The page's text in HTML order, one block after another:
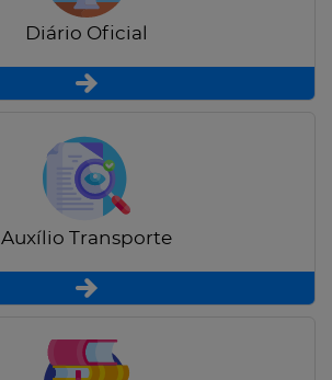
Diário Oficial
Auxílio Transporte